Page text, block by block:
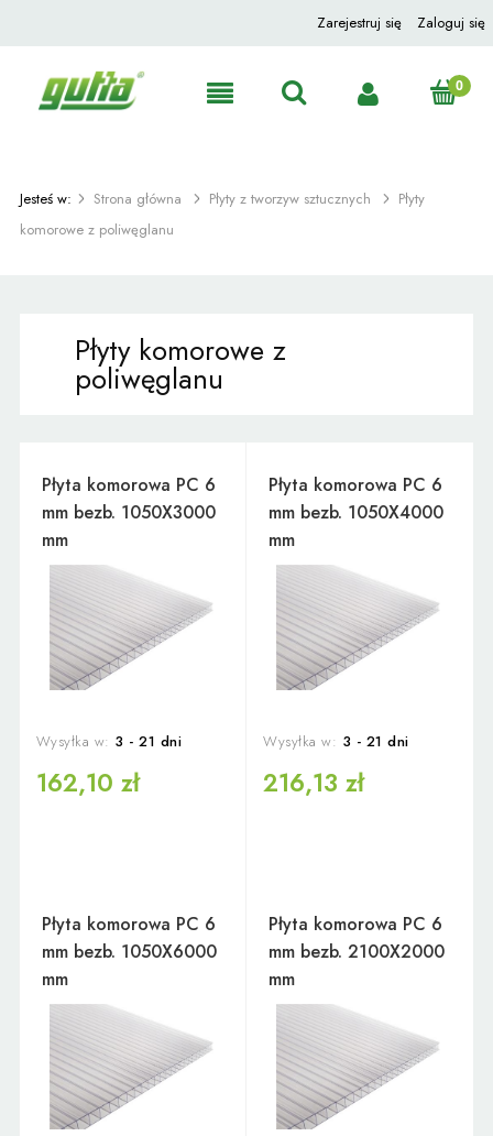
Zarejestruj się Zaloguj się
Jesteś w: Strona główna Płyty z tworzyw sztucznych
Płyty
komorowe z poliwęglanu
Płyty komorowe z
poliwęglanu
Płyta komorowa PC 6
mm bezb. 1050X3000
mm
Wysyłka w: 3 - 21 dni
162,10 zł
Płyta komorowa PC 6
mm bezb. 1050X4000
mm
Wysyłka w: 3 - 21 dni
216,13 zł
Płyta komorowa PC 6
mm bezb. 1050X6000
mm
Płyta komorowa PC 6
mm bezb. 2100X2000
mm